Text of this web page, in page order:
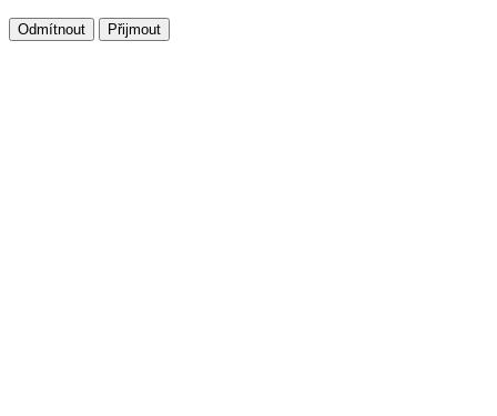
Odmítnout Přijmout